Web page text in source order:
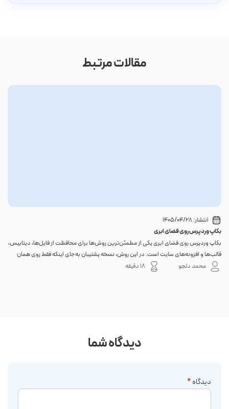
مقالات مرتبط
انتشار:1405/04/28
بکاپ وردپرس روی فضای ابری
بکاپ وردپرس روی فضای ابری یکی از مطمئن‌ترین روش‌ها برای محافظت از فایل‌ها، دیتابیس،
قالب‌ها و افزونه‌های سایت است. در این روش، نسخه پشتیبان به‌جای اینکه فقط روی همان
هاست اصلی باقی بماند، به یک فضای جداگانه منتقل می‌شود؛ بنابراین خرابی سرور، هک
محمد دلجو 18 دقیقه
دیدگاه شما
دیدگاه*